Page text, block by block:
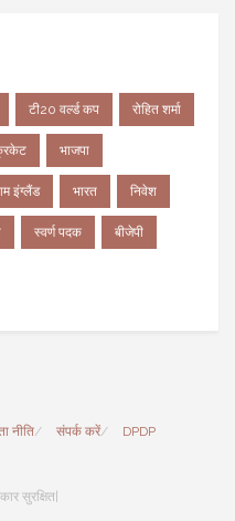
टी20 वर्ल्ड कप रोहित शर्मा
भाजपा
इंग्लैंड भारत निवेश
स्वर्ण पदक बीजेपी
नीति संपर्क करें DPDP
सुरक्षित|